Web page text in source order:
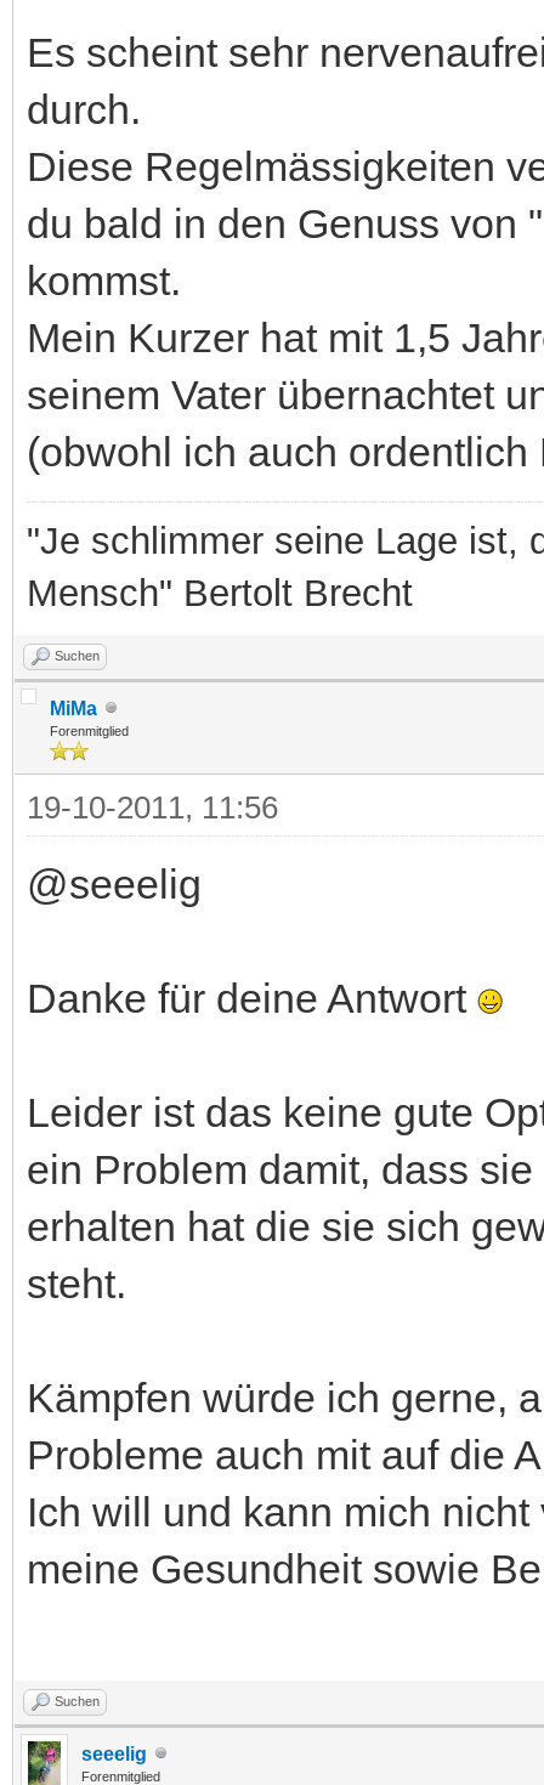
Es scheint sehr
durch.
Diese Regelmässigkeiten
du bald in den Genuss von
kommst.
Mein Kurzer hat mit 1,5
seinem Vater übernachtet
(obwohl ich auch ordentlich
"Je schlimmer seine Lage ist,
Mensch" Bertolt Brecht
Suchen
MiMa
Forenmitglied
19-10-2011, 11:56
@seeelig
Danke für deine Antwort
Leider ist das keine gute
ein Problem damit, dass
erhalten hat die sie sich
steht.
Kämpfen würde ich gerne,
Probleme auch mit auf die
Ich will und kann mich
meine Gesundheit sowie
Suchen
seeelig
Forenmitglied